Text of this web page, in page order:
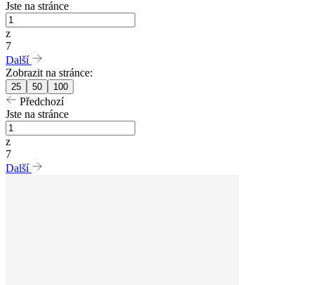
Jste na stránce
z
7
Další
Zobrazit na stránce:
25 50 100
Předchozí
Jste na stránce
z
7
Další